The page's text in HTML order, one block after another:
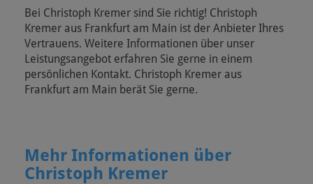
Bei Christoph Kremer sind Sie richtig! Christoph
Kremer aus Frankfurt am Main ist der Anbieter Ihres
Vertrauens. Weitere Informationen über unser
Leistungsangebot erfahren Sie gerne in einem
persönlichen Kontakt. Christoph Kremer aus
Frankfurt am Main berät Sie gerne.
Mehr Informationen über
Christoph Kremer